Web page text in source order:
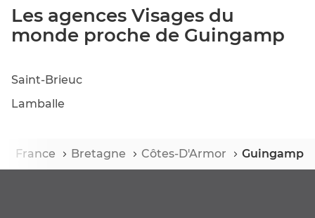
VENTE
VISAGES
DU
Les agences Visages du
monde proche de Guingamp
Saint-Brieuc
Lamballe
France Bretagne Côtes-D'Armor Guingamp